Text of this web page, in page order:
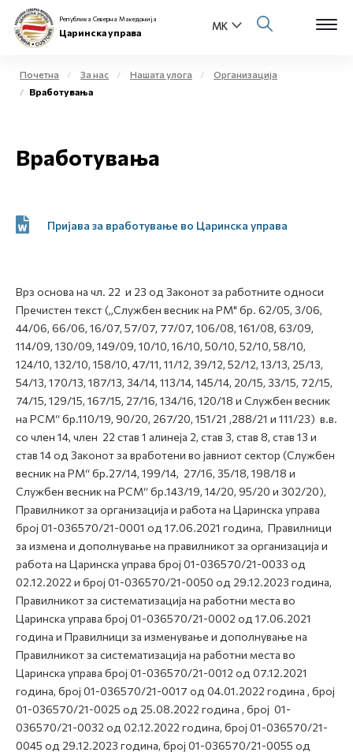
Физички лица
Е-Царина
Контакт
Е-Весник
Република Северна Македонија
Царинска управа
Почетна За нас Нашата улога
Организација
Вработувања
Вработувања
Пријава за вработување во Царинска управа
Врз основа на чл. 22 и 23 од Законот за работните односи
Пречистен текст („Службен весник на РМ" бр. 62/05, 3/06,
44/06, 66/06, 16/07, 57/07, 77/07, 106/08, 161/08, 63/09,
114/09, 130/09, 149/09, 10/10, 16/10, 50/10, 52/10, 58/10,
124/10, 132/10, 158/10, 47/11, 11/12, 39/12, 52/12, 13/13, 25/13,
54/13, 170/13, 187/13, 34/14, 113/14, 145/14, 20/15, 33/15, 72/15,
74/15, 129/15, 167/15, 27/16, 134/16, 120/18 и Службен весник
на РСМ“ бр.110/19, 90/20, 267/20, 151/21 ,288/21 и 111/23) в.в.
со член 14, член 22 став 1 алинеја 2, став 3, став 8, став 13 и
став 14 од Законот за вработени во јавниот сектор (Службен
весник на РМ“ бр.27/14, 199/14, 27/16, 35/18, 198/18 и
Службен весник на РСМ“ бр.143/19, 14/20, 95/20 и 302/20),
Правилникот за организација и работа на Царинска управа
број 01-036570/21-0001 од 17.06.2021 година, Правилници
за измена и дополнување на правилникот за организација и
работа на Царинска управа број 01-036570/21-0033 од
02.12.2022 и број 01-036570/21-0050 од 29.12.2023 година,
Правилникот за систематизација на работни места во
Царинска управа број 01-036570/21-0002 од 17.06.2021
година и Правилници за изменување и дополнување на
Правилникот за систематизација на работни места во
Царинска управа број 01-036570/21-0012 од 07.12.2021
година, број 01-036570/21-0017 од 04.01.2022 година , број
01-036570/21-0025 од 25.08.2022 година , број 01-
036570/21-0032 од 02.12.2022 година, број 01-036570/21-
0045 од 29.12.2023 година, број 01-036570/21-0055 од